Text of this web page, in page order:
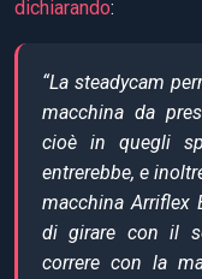
dichiarando:
“La steadycam
macchina da
cioè in quegli
entrerebbe, e
macchina Arriflex
di girare con il
correre con la